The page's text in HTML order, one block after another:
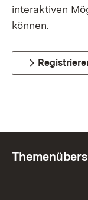
interaktiven
können.